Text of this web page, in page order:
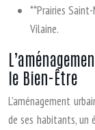
**Prairies
Vilaine.
le Bien-Être
L’aménagement
de ses habitants, un